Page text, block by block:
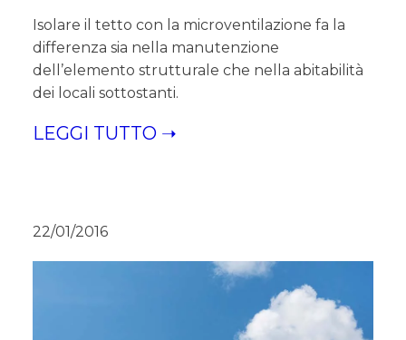
Isolare il tetto con la microventilazione fa la
differenza sia nella manutenzione
dell’elemento strutturale che nella abitabilità
dei locali sottostanti.
LEGGI TUTTO ➝
22/01/2016